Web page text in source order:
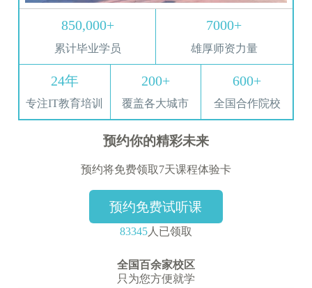
850,000+
累计毕业学员
7000+
雄厚师资力量
24年
专注IT教育培训
200+
覆盖各大城市
600+
全国合作院校
预约你的精彩未来
预约将免费领取7天课程体验卡
预约免费试听课
83345 人已领取
全国百余家校区
只为您方便就学